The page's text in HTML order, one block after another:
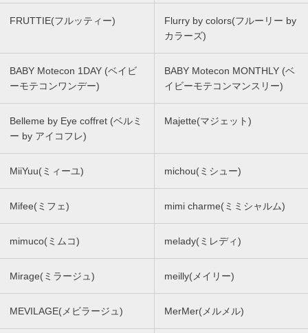
FRUTTIE(フルッティー)
Flurry by colors(フルーリー by
カラーズ)
BABY Motecon 1DAY (ベイビ
ーモテコンワンデー)
BABY Motecon MONTHLY (ベ
イビーモテコンマンスリー)
Belleme by Eye coffret (ベルミ
ー by アイコフレ)
Majette(マジェット)
MiiYuu(ミィーユ) michou(ミシュー)
Mifee(ミフェ) mimi charme(ミミシャルム)
mimuco(ミムコ) melady(ミレディ)
Mirage(ミラージュ) meilly(メイリー)
MEVILAGE(メビラージュ) MerMer(メルメル)